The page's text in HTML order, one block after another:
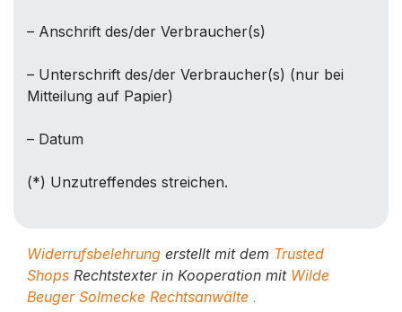
– Anschrift des/der Verbraucher(s)
– Unterschrift des/der Verbraucher(s) (nur bei
Mitteilung auf Papier)
– Datum
(*) Unzutreffendes streichen.
Widerrufsbelehrung erstellt mit dem Trusted
Shops Rechtstexter in Kooperation mit Wilde
Beuger Solmecke Rechtsanwälte .